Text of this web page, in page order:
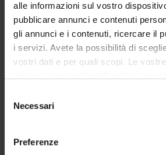
alle informazioni sul vostro
pubblicare annunci e contenuti
gli annunci e i contenuti, ricercare il
i servizi. Avete la possibilità di
vostri dati e per quali scopi. Le
modificare o revocare il proprio
momento dalla Dichiarazione sui
delNecessari
Preferenze
when their origin is disclosed. Rather
expressive capacity, LLMs appear to
forgiveness outcomes by shifting
authenticity, thereby altering how
Maria Vittoria Levati